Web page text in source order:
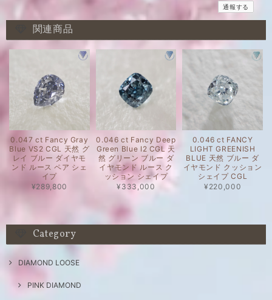
通報する
関連商品
0.047 ct Fancy Gray
Blue VS2 CGL 天然 グ
レイ ブルー ダイヤモ
ンド ルース ペア シェ
イプ
¥289,800
0.046 ct Fancy Deep
Green Blue I2 CGL 天
然 グリーン ブルー ダ
イヤモンド ルース ク
ッション シェイプ
¥333,000
0.046 ct FANCY
LIGHT GREENISH
BLUE 天然 ブルー ダ
イヤモンド クッション
シェイプ CGL
¥220,000
Category
DIAMOND LOOSE
PINK DIAMOND